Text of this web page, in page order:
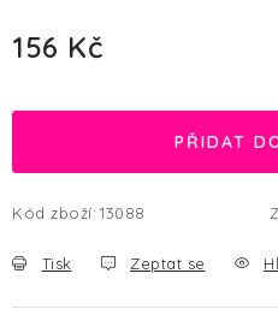
156 Kč
PŘIDAT
Kód zboží: 13088
Tisk Zeptat se